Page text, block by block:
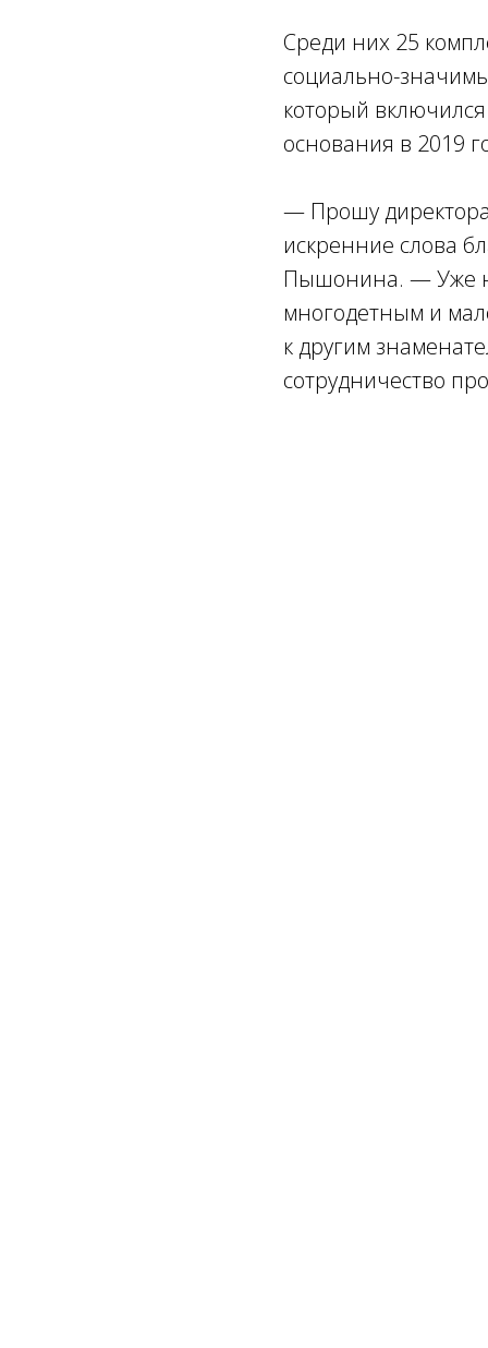
Среди них 25
социально-
который
основания в 2019
— Прошу
искренние слова
Пышонина. — Уже
многодетным и
к другим
сотрудничество